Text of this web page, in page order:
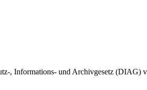
, Informations- und Archivgesetz